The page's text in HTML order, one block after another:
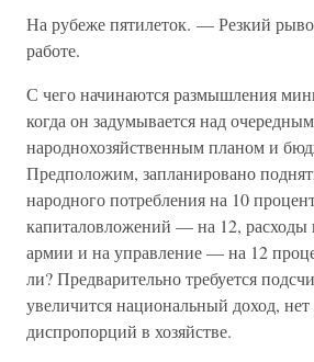
На рубеже пятилеток. — Резкий
работе.
С чего начинаются размышления
когда он задумывается над очередным
народнохозяйственным планом и
Предположим, запланировано
народного потребления на 10
капиталовложений — на 12, расходы
армии и на управление — на 12
ли? Предварительно требуется
увеличится национальный доход,
диспропорций в хозяйстве.